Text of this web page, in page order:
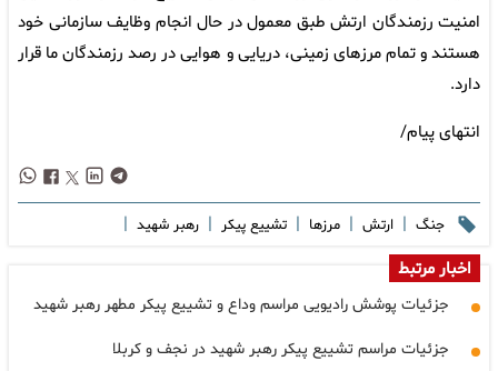
امنیت رزمندگان ارتش طبق معمول در حال انجام وظایف سازمانی خود
هستند و تمام مرزهای زمینی، دریایی و هوایی در رصد رزمندگان ما قرار
دارد.
انتهای پیام/
جنگ | ارتش | مرزها | تشییع پیکر | رهبر شهید |
اخبار مرتبط
جزئیات پوشش رادیویی مراسم وداع و تشییع پیکر مطهر رهبر شهید
جزئیات مراسم تشییع پیکر رهبر شهید در نجف و کربلا